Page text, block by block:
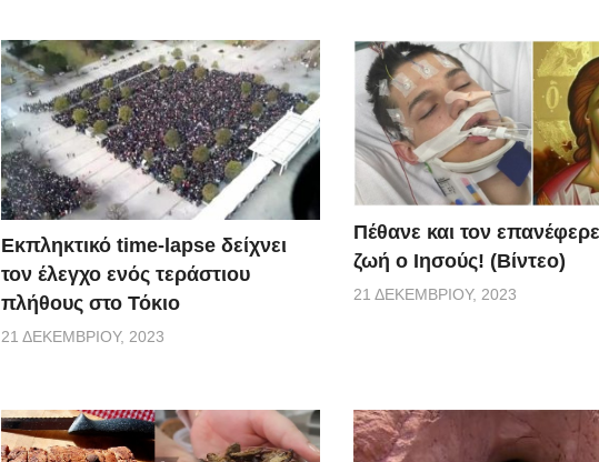
Εκπληκτικό time-lapse δείχνει
τον έλεγχο ενός τεράστιου
πλήθους στο Τόκιο
21 ΔΕΚΕΜΒΡΊΟΥ, 2023
Πέθανε και τον
ζωή ο Ιησούς! (Βίντεο)
21 ΔΕΚΕΜΒΡΊΟΥ, 2023